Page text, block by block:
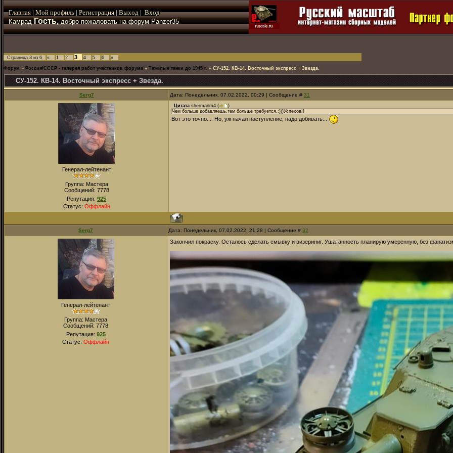
Главная | Мой профиль | Регистрация | Выход | Вход
КамрадГость,добро пожаловать на форум Panzer35
Страница 3 из 6 « 1 2 3 4 5 6 »
Форум » Россия/СССР - галерея работ участников форума » Тяжелые танки до 1945 г. » СУ-152. КВ-14. Восточный экспресс + Звезда.
СУ-152. КВ-14. Восточный экспресс + Звезда.
Serg7 Дата: Понедельник, 07.02.2022, 00:29 | Сообщение # 31
Генерал-лейтенант
Группа: Мастера
Сообщений: 7778
Репутация: 925
Статус: Оффлайн
Цитата shermanm4 (
)
Чем больше добавляешь,тем больше требуется.:)))Успехов!!
Вот это точно.... Но, уж начал наступление, надо добивать...
Serg7 Дата: Понедельник, 07.02.2022, 21:28 | Сообщение # 32
Генерал-лейтенант
Группа: Мастера
Сообщений: 7778
Репутация: 925
Статус: Оффлайн
Закончил покраску. Осталось сделать смывку и визериниг. Ушатанность планирую умеренную, без